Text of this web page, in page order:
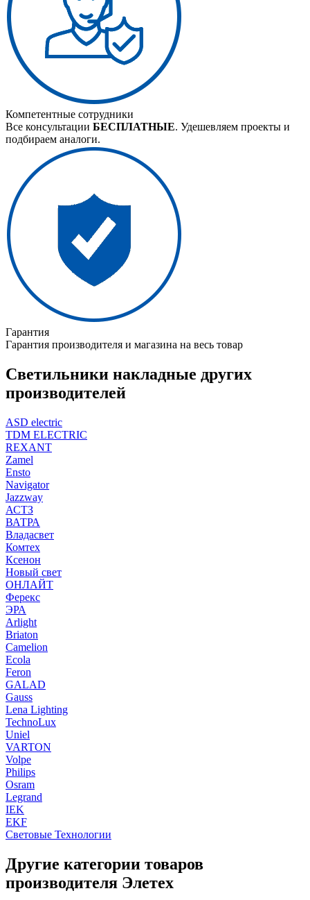
Компетентные сотрудники
Все консультации БЕСПЛАТНЫЕ. Удешевляем проекты и
подбираем аналоги.
Гарантия
Гарантия производителя и магазина на весь товар
Светильники накладные других
производителей
ASD electric
TDM ELECTRIC
REXANT
Zamel
Ensto
Navigator
Jazzway
АСТЗ
ВАТРА
Владасвет
Комтех
Ксенон
Новый свет
ОНЛАЙТ
Ферекс
ЭРА
Arlight
Briaton
Camelion
Ecola
Feron
GALAD
Gauss
Lena Lighting
TechnoLux
Uniel
VARTON
Volpe
Philips
Osram
Legrand
IEK
EKF
Световые Технологии
Другие категории товаров
производителя Элетех